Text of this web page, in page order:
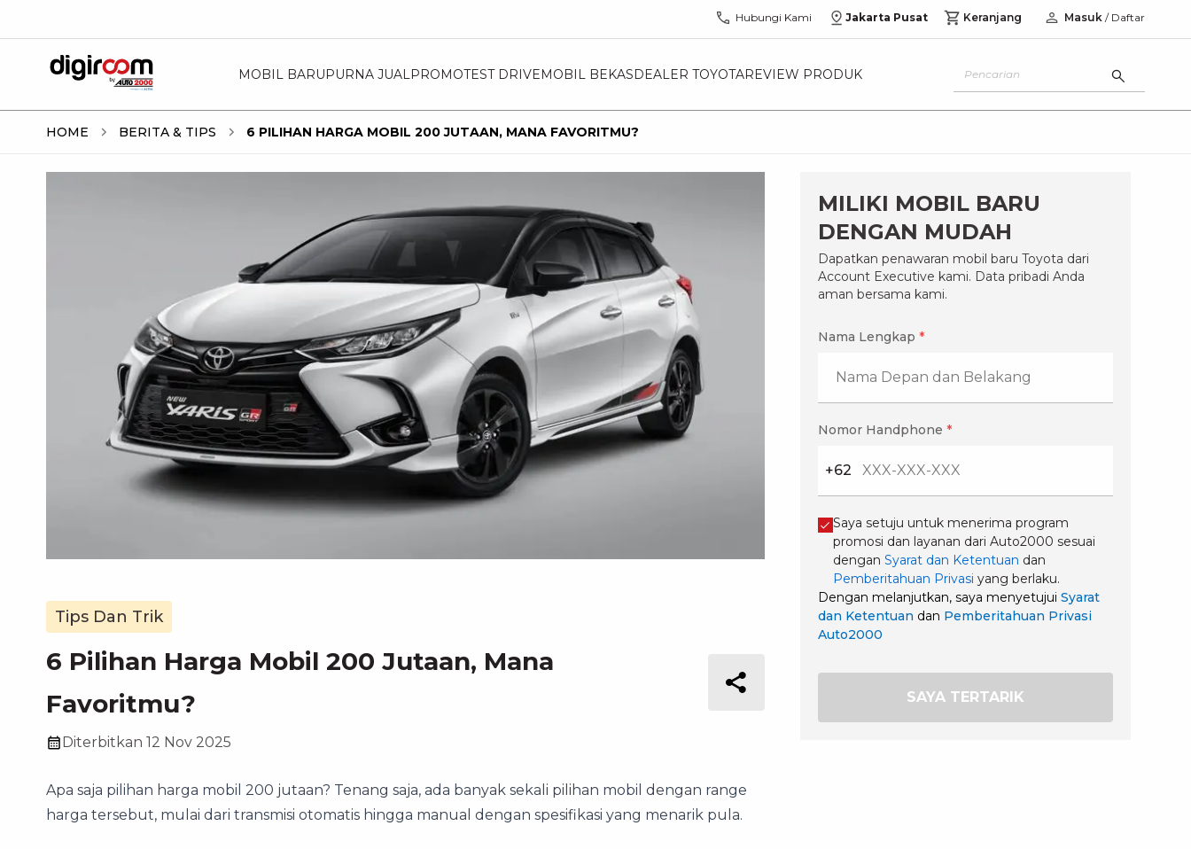
Hubungi Kami Jakarta Pusat Keranjang Masuk / Daftar
MOBIL BARUPURNA JUAL PROMOTEST DRIVEMOBIL BEKASDEALER TOYOTAREVIEW PRODUK
HOME BERITA & TIPS 6 PILIHAN HARGA MOBIL 200 JUTAAN, MANA FAVORITMU?
Tips Dan Trik
6 Pilihan Harga Mobil 200 Jutaan, Mana
Favoritmu?
Diterbitkan 12 Nov 2025
Apa saja pilihan harga mobil 200 jutaan? Tenang saja, ada banyak sekali pilihan mobil dengan range
harga tersebut, mulai dari transmisi otomatis hingga manual dengan spesifikasi yang menarik pula.
MILIKI MOBIL BARU
DENGAN MUDAH
Dapatkan penawaran mobil baru Toyota dari
Account Executive kami. Data pribadi Anda
aman bersama kami.
Nama Lengkap *
Nomor Handphone *
+62
Saya setuju untuk menerima program
promosi dan layanan dari Auto2000 sesuai
dengan Syarat dan Ketentuan dan
Pemberitahuan Privasi yang berlaku.
Dengan melanjutkan, saya menyetujui Syarat
dan Ketentuan dan Pemberitahuan Privasi
Auto2000
SAYA TERTARIK